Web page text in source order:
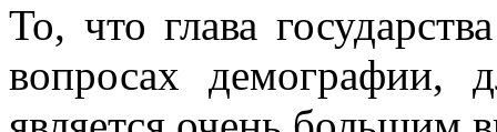
То, что глава
вопросах демографии,